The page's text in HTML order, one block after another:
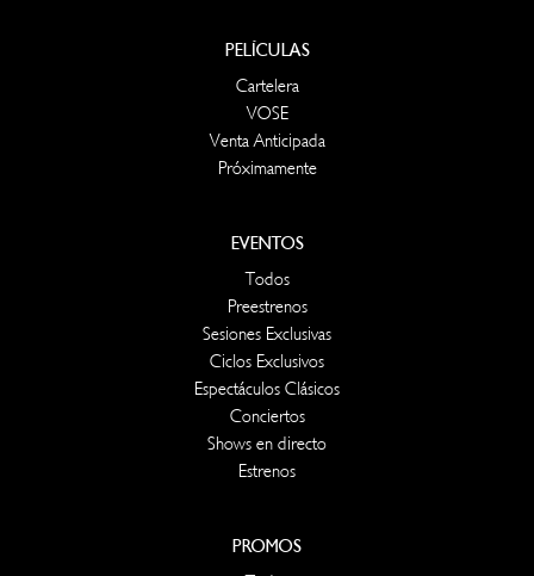
PELÍCULAS
Cartelera
VOSE
Venta Anticipada
Próximamente
EVENTOS
Todos
Preestrenos
Sesiones Exclusivas
Ciclos Exclusivos
Espectáculos Clásicos
Conciertos
Shows en directo
Estrenos
PROMOS